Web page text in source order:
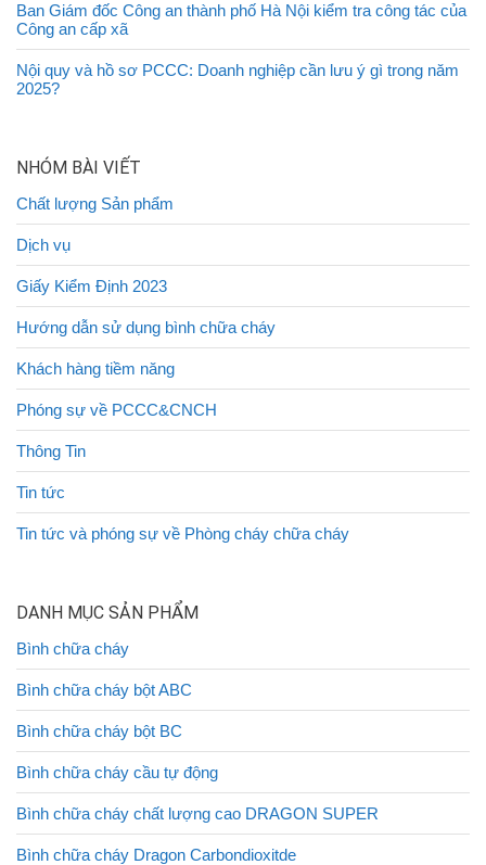
Ban Giám đốc Công an thành phố Hà Nội kiểm tra công tác của
Công an cấp xã
Nội quy và hồ sơ PCCC: Doanh nghiệp cần lưu ý gì trong năm
2025?
NHÓM BÀI VIẾT
Chất lượng Sản phẩm
Dịch vụ
Giấy Kiểm Định 2023
Hướng dẫn sử dụng bình chữa cháy
Khách hàng tiềm năng
Phóng sự về PCCC&CNCH
Thông Tin
Tin tức
Tin tức và phóng sự về Phòng cháy chữa cháy
DANH MỤC SẢN PHẨM
Bình chữa cháy
Bình chữa cháy bột ABC
Bình chữa cháy bột BC
Bình chữa cháy cầu tự động
Bình chữa cháy chất lượng cao DRAGON SUPER
Bình chữa cháy Dragon Carbondioxitde